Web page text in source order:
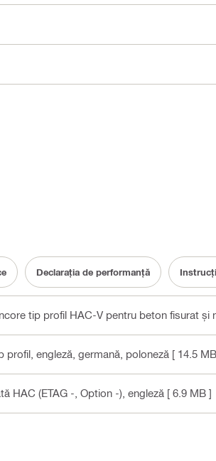
Declarația de performanță
tip profil HAC-V pentru beton fisurat și
profil , engleză, germană, poloneză [ 14.5
HAC (ETAG -, Option -) , engleză [ 6.9 MB ]